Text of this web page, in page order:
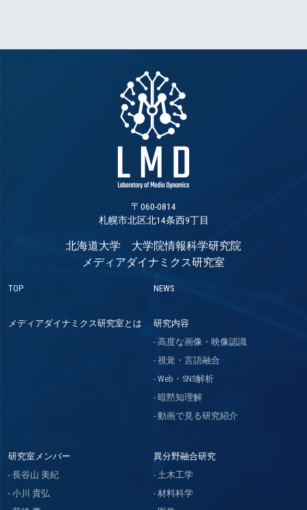
〒060-0814
札幌市北区北14条西9丁目
北海道大学 大学院情報科学研究院
メディアダイナミクス研究室
TOP NEWS
メディアダイナミクス研究室とは
研究内容
高度な画像・映像認識
視覚・言語融合
Web・SNS解析
暗黙知理解
動画で見る研究紹介
研究室メンバー
長谷山 美紀
小川 貴弘
異分野融合研究
土木工学
材料科学